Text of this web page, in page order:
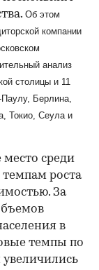
Об этом
компании
анализ
столицы и 11
Берлина,
Токио, Сеула и
место среди
роста
За
в
темпы по